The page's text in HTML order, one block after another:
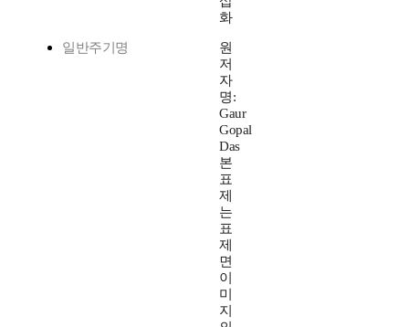
화
일반주기명
원
저
자
명:
Gaur
Gopal
Das
본
표
제
는
표
제
면
이
미
지